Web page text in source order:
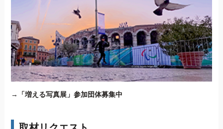
→ 「増える写真展」参加団体募集中